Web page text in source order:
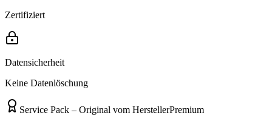
Zertifiziert
Datensicherheit
Keine Datenlöschung
Service Pack – Original vom HerstellerPremium